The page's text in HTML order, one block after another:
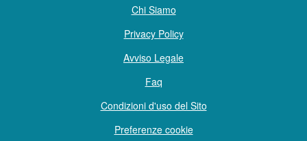
Chi Siamo
Privacy Policy
Avviso Legale
Faq
Condizioni d'uso del Sito
Preferenze cookie